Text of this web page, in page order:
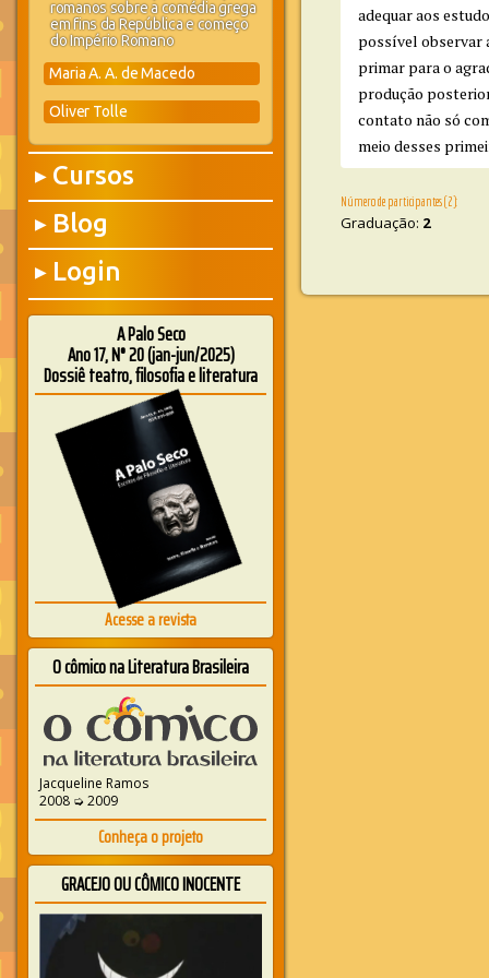
romanos sobre a comédia grega
em fins da República e começo
do Império Romano
Maria A. A. de Macedo
Oliver Tolle
▶ Cursos
▶ Blog
▶ Login
A Palo Seco
Ano 17, N° 20 (jan-jun/2025)
Dossiê teatro, filosofia e literatura
Acesse a revista
O cômico na Literatura Brasileira
Jacqueline Ramos
2008 ➭ 2009
Conheça o projeto
GRACEJO OU CÔMICO INOCENTE
adequar aos
possível observar
primar para o
produção
contato não só
meio desses
Número de participantes (2):
Graduação: 2